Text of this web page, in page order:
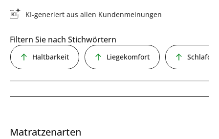
KI-generiert aus allen Kundenmeinungen
Filtern Sie nach Stichwörtern
Haltbarkeit Liegekomfort
Matratzenarten